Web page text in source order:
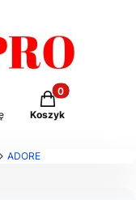
Produkty w
Koszyk
ADORE